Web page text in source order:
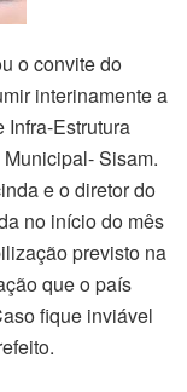
o convite do
interinamente a
Infra-Estrutura
Sisam.
e o diretor do
no início do mês
previsto na
que o país
fique inviável